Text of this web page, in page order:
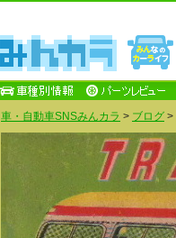
車・自動車SNSみんカラ > ブログ >